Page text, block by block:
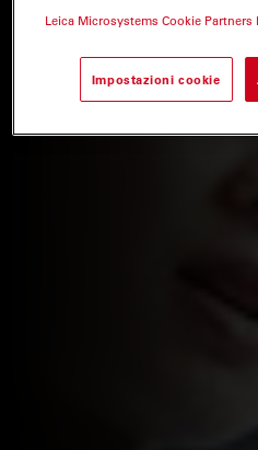
Leica Microsystems Cookie Partners
Impostazioni cookie